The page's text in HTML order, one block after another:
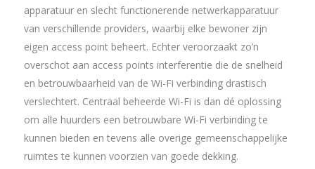
apparatuur en slecht functionerende netwerkapparatuur
van verschillende providers, waarbij elke bewoner zijn
eigen access point beheert. Echter veroorzaakt zo’n
overschot aan access points interferentie die de snelheid
en betrouwbaarheid van de Wi-Fi verbinding drastisch
verslechtert. Centraal beheerde Wi-Fi is dan dé oplossing
om alle huurders een betrouwbare Wi-Fi verbinding te
kunnen bieden en tevens alle overige gemeenschappelijke
ruimtes te kunnen voorzien van goede dekking.